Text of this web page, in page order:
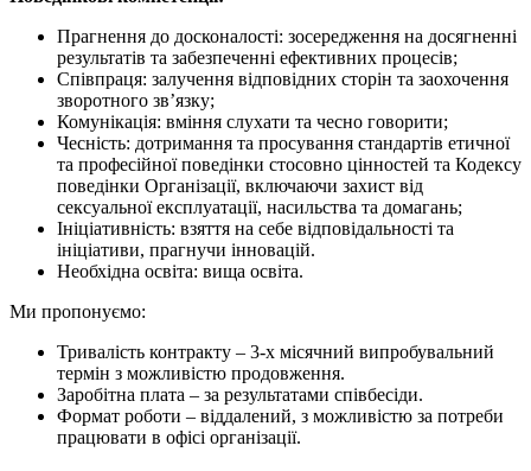
Прагнення до досконалості: зосередження на досягненні
результатів та забезпеченні ефективних процесів;
Співпраця: залучення відповідних сторін та заохочення
зворотного зв’язку;
Комунікація: вміння слухати та чесно говорити;
Чесність: дотримання та просування стандартів етичної
та професійної поведінки стосовно цінностей та Кодексу
поведінки Організації, включаючи захист від
сексуальної експлуатації, насильства та домагань;
Ініціативність: взяття на себе відповідальності та
ініціативи, прагнучи інновацій.
Необхідна освіта: вища освіта.
Ми пропонуємо:
Тривалість контракту – 3-х місячний випробувальний
термін з можливістю продовження.
Заробітна плата – за результатами співбесіди.
Формат роботи – віддалений, з можливістю за потреби
працювати в офісі організації.